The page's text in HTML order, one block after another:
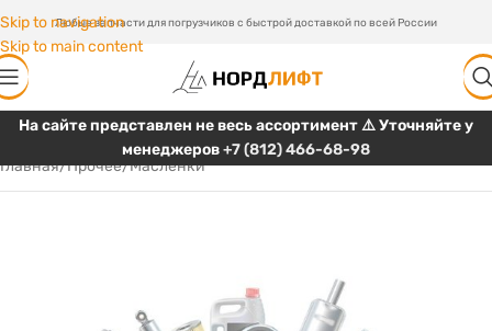
Skip to navigation
Skip to main content
Любые запчасти для погрузчиков с быстрой доставкой по всей России
На сайте представлен не весь ассортимент ⚠️ Уточняйте у
менеджеров+7 (812) 466-68-98
Главная/Прочее/Масленки